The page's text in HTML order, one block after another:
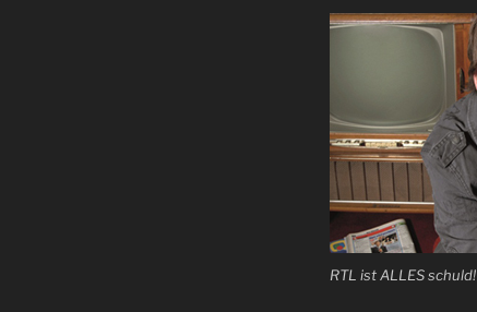
RTL ist ALLES schuld!